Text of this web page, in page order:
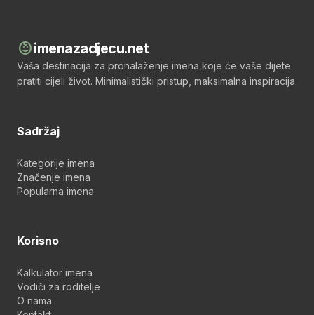
child_careimenazadjecu.net
Vaša destinacija za pronalaženje imena koje će vaše dijete
pratiti cijeli život. Minimalistički pristup, maksimalna inspiracija.
Sadržaj
Kategorije imena
Značenje imena
Popularna imena
Korisno
Kalkulator imena
Vodiči za roditelje
O nama